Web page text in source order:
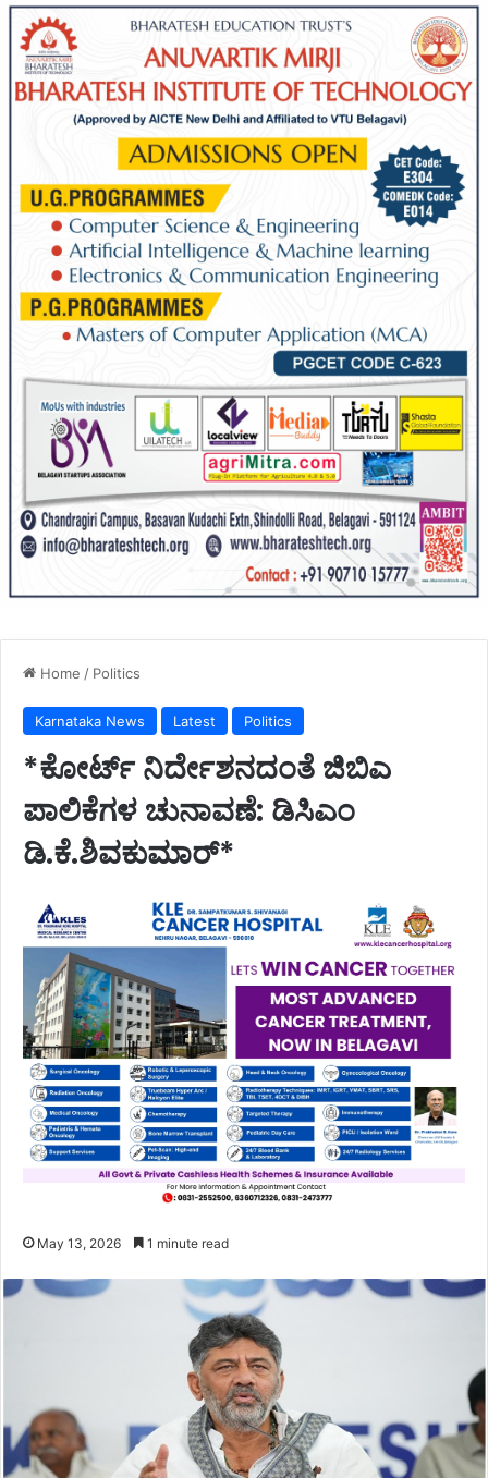
Home / Politics
Karnataka News Latest Politics
*ಕೋರ್ಟ್ ನಿರ್ದೇಶನದಂತೆ ಜಿಬಿಎ
ಪಾಲಿಕೆಗಳ ಚುನಾವಣೆ: ಡಿಸಿಎಂ
ಡಿ.ಕೆ.ಶಿವಕುಮಾರ್*
May 13, 2026 1 minute read